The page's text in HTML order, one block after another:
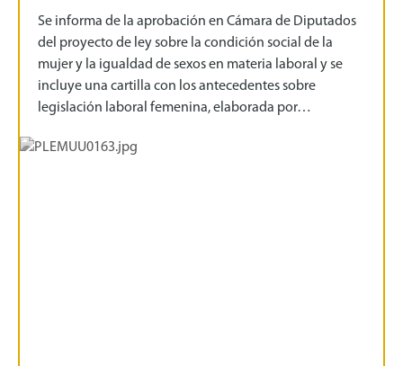
Se informa de la aprobación en Cámara de Diputados
del proyecto de ley sobre la condición social de la
mujer y la igualdad de sexos en materia laboral y se
incluye una cartilla con los antecedentes sobre
legislación laboral femenina, elaborada por…